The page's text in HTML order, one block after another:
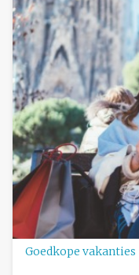
Goedkope vakanties